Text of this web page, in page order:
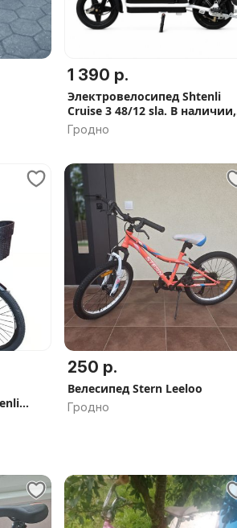
1 390 р.
Электровелосипед Shtenli
Cruise 3 48/12 sla. В наличии,
Рассрочка 0%, Бесплатная
доставка по РБ
Гродно
250 р.
Велесипед Stern Leeloo
Гродно